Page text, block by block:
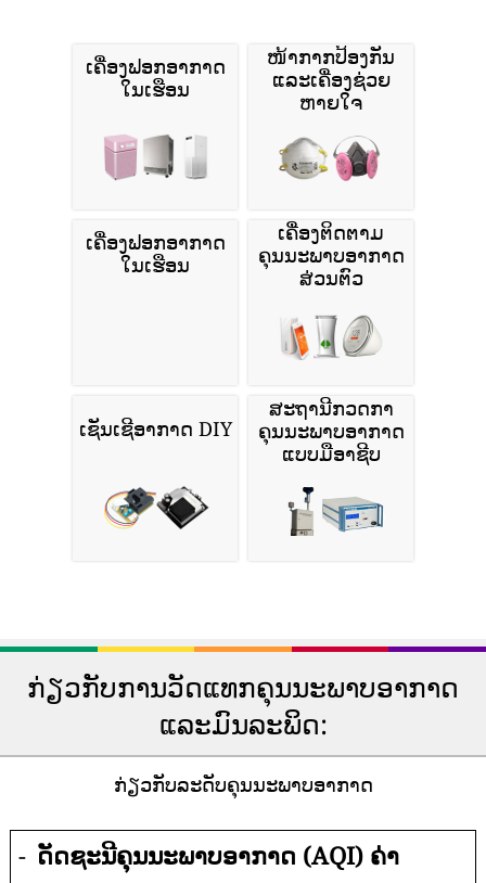
ເຄື່ອງຟອກອາກາດ
ໃນເຮືອນ
ໜ້າກາກປ້ອງກັນ
ແລະເຄື່ອງຊ່ວຍ
ຫາຍໃຈ
ເຄື່ອງຟອກອາກາດ
ໃນເຮືອນ
ເຄື່ອງຕິດຕາມ
ຄຸນນະພາບອາກາດ
ສ່ວນຕົວ
ເຊັນເຊີອາກາດ DIY
ສະຖານີກວດກາ
ຄຸນນະພາບອາກາດ
ແບບມືອາຊີບ
ກ່ຽວກັບການວັດແທກຄຸນນະພາບອາກາດ
ແລະມົນລະພິດ:
ກ່ຽວກັບລະດັບຄຸນນະພາບອາກາດ
- ດັດຊະນີຄຸນນະພາບອາກາດ (AQI) ຄ່າ